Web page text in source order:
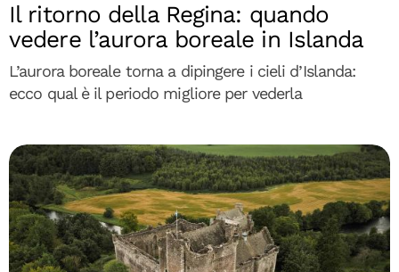
Il ritorno della Regina: quando
vedere l’aurora boreale in Islanda
L’aurora boreale torna a dipingere i cieli d’Islanda:
ecco qual è il periodo migliore per vederla